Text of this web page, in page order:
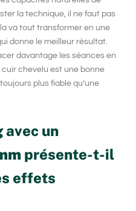
la technique, il ne faut pas
va tout transformer en une
donne le meilleur résultat.
davantage les séances en
chevelu est une bonne
plus fiable qu’une
avec un
présente-t-il
effets